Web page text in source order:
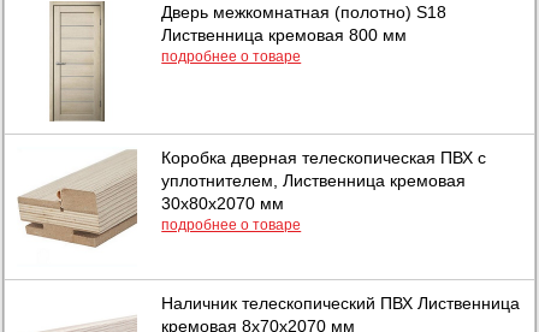
Дверь межкомнатная (полотно) S18
Лиственница кремовая 800 мм
подробнее о товаре
Коробка дверная телескопическая ПВХ с
уплотнителем, Лиственница кремовая
30х80х2070 мм
подробнее о товаре
Наличник телескопический ПВХ Лиственница
кремовая 8х70х2070 мм